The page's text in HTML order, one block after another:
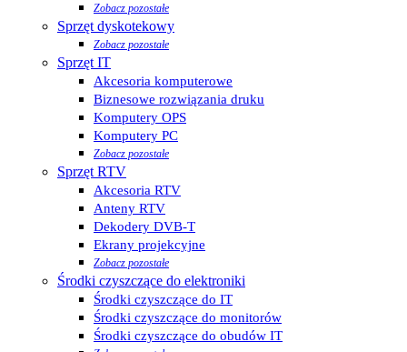
Zobacz pozostałe
Sprzęt dyskotekowy
Zobacz pozostałe
Sprzęt IT
Akcesoria komputerowe
Biznesowe rozwiązania druku
Komputery OPS
Komputery PC
Zobacz pozostałe
Sprzęt RTV
Akcesoria RTV
Anteny RTV
Dekodery DVB-T
Ekrany projekcyjne
Zobacz pozostałe
Środki czyszczące do elektroniki
Środki czyszczące do IT
Środki czyszczące do monitorów
Środki czyszczące do obudów IT